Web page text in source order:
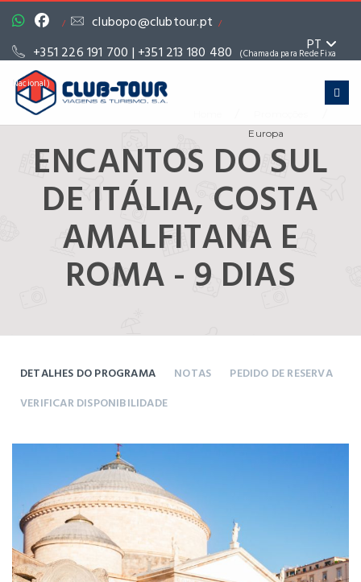
/ clubopo@clubtour.pt /
+351 226 191 700 | +351 213 180 480 (Chamada para Rede Fixa
Nacional)
PT
Europa
ENCANTOS DO SUL
DE ITÁLIA, COSTA
AMALFITANA E
ROMA - 9 DIAS
DETALHES DO PROGRAMA NOTAS
PEDIDO DE RESERVA
VERIFICAR DISPONIBILIDADE